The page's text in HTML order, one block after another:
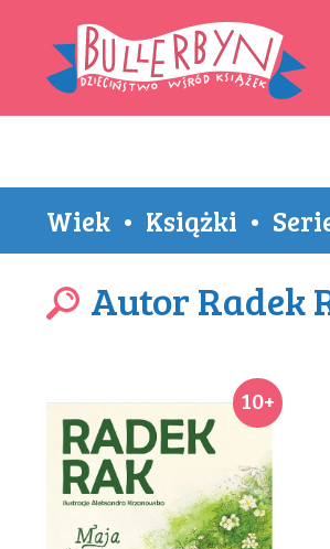
Wiek • Książki •
Autor Radek
10+